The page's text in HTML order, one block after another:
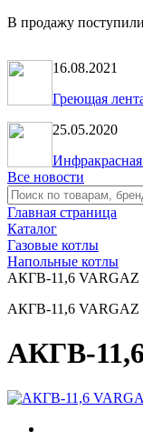
В продажу
16.08.2021
Греющая
25.05.2020
Все новости
Главная страница
Каталог
Газовые котлы
Напольные котлы
АКГВ-11,6 VARGAZ
АКГВ-11,6 VARGAZ
АКГВ-